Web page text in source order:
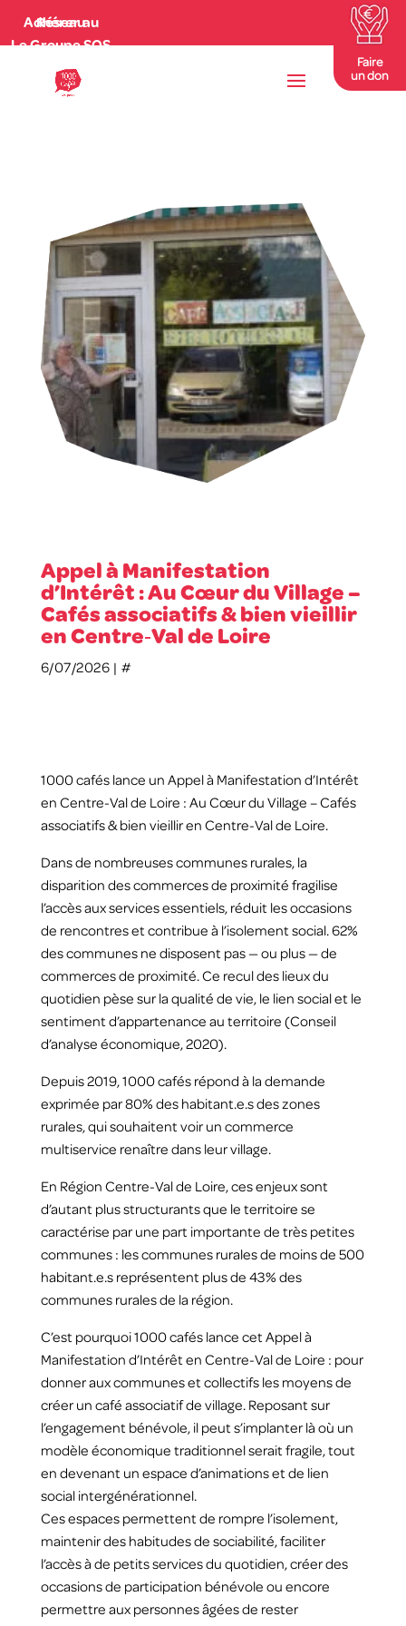
Adhérer au Réseau
Le Groupe SOS
Faire
un don
Appel à Manifestation
d’Intérêt : Au Cœur du Village –
Cafés associatifs & bien vieillir
en Centre‑Val de Loire
6/07/2026 | #
1000 cafés lance un Appel à Manifestation d’Intérêt
en Centre‑Val de Loire : Au Cœur du Village – Cafés
associatifs & bien vieillir en Centre‑Val de Loire.
Dans de nombreuses communes rurales, la
disparition des commerces de proximité fragilise
l’accès aux services essentiels, réduit les occasions
de rencontres et contribue à l’isolement social. 62%
des communes ne disposent pas — ou plus — de
commerces de proximité. Ce recul des lieux du
quotidien pèse sur la qualité de vie, le lien social et le
sentiment d’appartenance au territoire (Conseil
d’analyse économique, 2020).
Depuis 2019, 1000 cafés répond à la demande
exprimée par 80% des habitant.e.s des zones
rurales, qui souhaitent voir un commerce
multiservice renaître dans leur village.
En Région Centre‑Val de Loire, ces enjeux sont
d’autant plus structurants que le territoire se
caractérise par une part importante de très petites
communes : les communes rurales de moins de 500
habitant.e.s représentent plus de 43% des
communes rurales de la région.
C’est pourquoi 1000 cafés lance cet Appel à
Manifestation d’Intérêt en Centre‑Val de Loire : pour
donner aux communes et collectifs les moyens de
créer un café associatif de village. Reposant sur
l’engagement bénévole, il peut s’implanter là où un
modèle économique traditionnel serait fragile, tout
en devenant un espace d’animations et de lien
social intergénérationnel.
Ces espaces permettent de rompre l’isolement,
maintenir des habitudes de sociabilité, faciliter
l’accès à de petits services du quotidien, créer des
occasions de participation bénévole ou encore
permettre aux personnes âgées de rester